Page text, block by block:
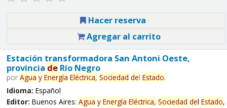
Hacer reserva
Agregar al carrito
Estación transformadora San Antoni Oeste,
provincia deRío Negro
por Agua y Energía Eléctrica, Sociedad del Estado.
Idioma: Español
Editor: Buenos Aires: Agua y Energía Eléctrica, Sociedad del Estado,